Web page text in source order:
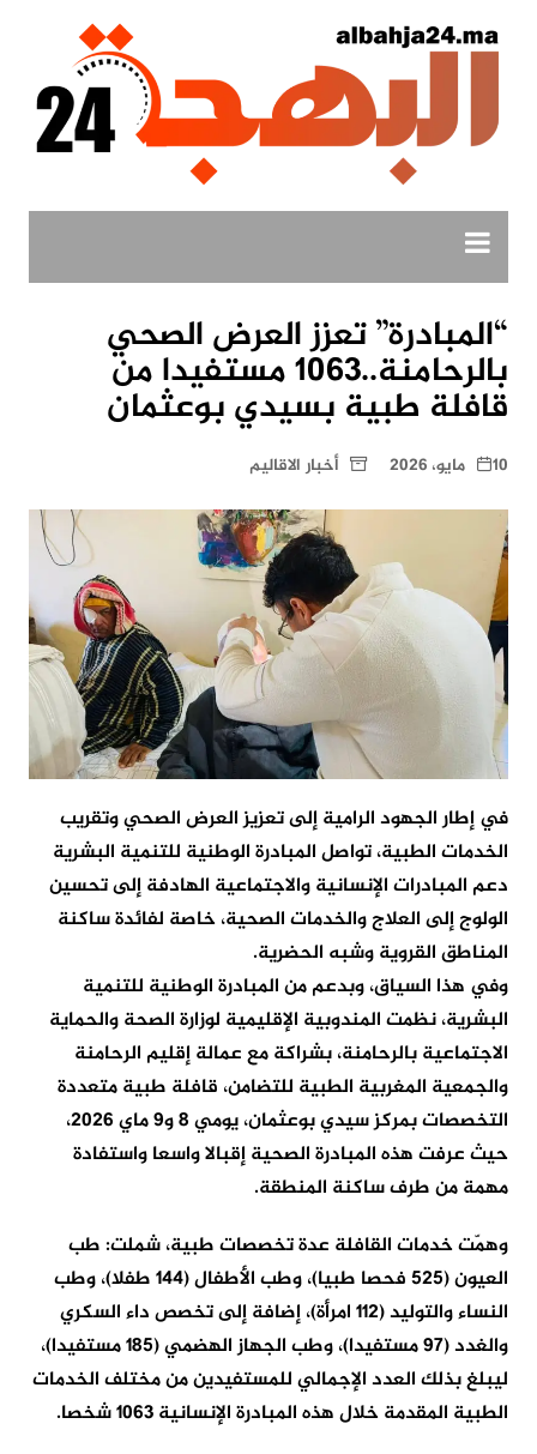
“المبادرة” تعزز العرض الصحي
بالرحامنة..1063 مستفيدا من
قافلة طبية بسيدي بوعثمان
10 مايو، 2026 أخبار الاقاليم
في إطار الجهود الرامية إلى تعزيز العرض الصحي وتقريب
الخدمات الطبية، تواصل المبادرة الوطنية للتنمية البشرية
دعم المبادرات الإنسانية والاجتماعية الهادفة إلى تحسين
الولوج إلى العلاج والخدمات الصحية، خاصة لفائدة ساكنة
المناطق القروية وشبه الحضرية.
وفي هذا السياق، وبدعم من المبادرة الوطنية للتنمية
البشرية، نظمت المندوبية الإقليمية لوزارة الصحة والحماية
الاجتماعية بالرحامنة، بشراكة مع عمالة إقليم الرحامنة
والجمعية المغربية الطبية للتضامن، قافلة طبية متعددة
التخصصات بمركز سيدي بوعثمان، يومي 8 و9 ماي 2026،
حيث عرفت هذه المبادرة الصحية إقبالا واسعا واستفادة
مهمة من طرف ساكنة المنطقة.
وهمّت خدمات القافلة عدة تخصصات طبية، شملت: طب
العيون (525 فحصا طبيا)، وطب الأطفال (144 طفلا)، وطب
النساء والتوليد (112 امرأة)، إضافة إلى تخصص داء السكري
والغدد (97 مستفيدا)، وطب الجهاز الهضمي (185 مستفيدا)،
ليبلغ بذلك العدد الإجمالي للمستفيدين من مختلف الخدمات
الطبية المقدمة خلال هذه المبادرة الإنسانية 1063 شخصا.